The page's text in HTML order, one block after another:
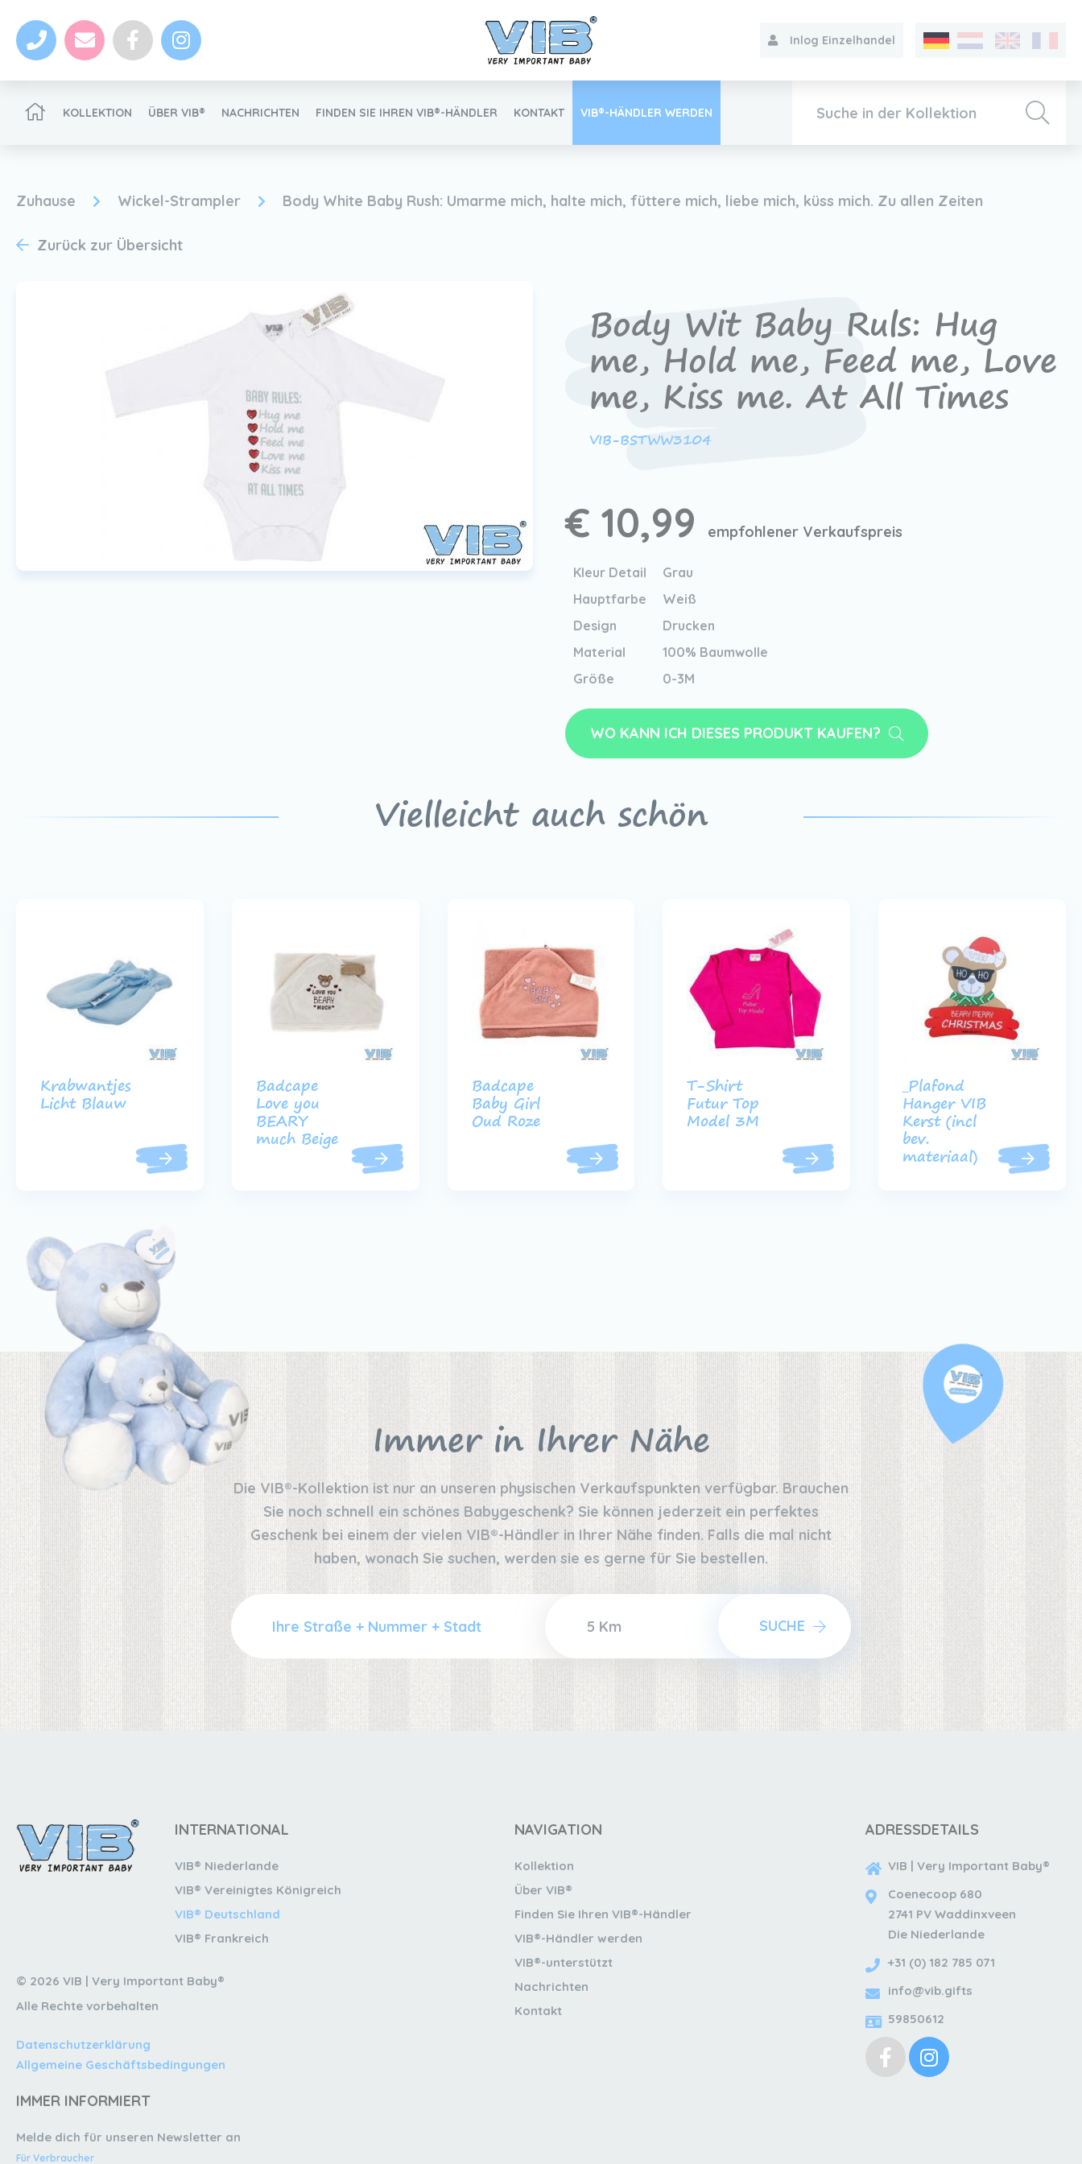
Inlog Einzelhandel
VIB®-Händler werden Inlog Einzelhandel Kollektion
KOLLEKTION ÜBER VIB® NACHRICHTEN FINDEN SIE IHREN VIB®-HÄNDLER KONTAKT VIB®-HÄNDLER WERDEN
Zuhause Wickel-Strampler Body White Baby Rush: Umarme mich, halte mich, füttere mich, liebe mich, küss mich. Zu allen Zeiten
Zurück zur Übersicht
Body Wit Baby Ruls: Hug
me, Hold me, Feed me, Love
me, Kiss me. At All Times
VIB-BSTWW3104
€ 10,99 empfohlener Verkaufspreis
Kleur Detail
Grau
Hauptfarbe
Weiß
Design
Drucken
Material
100% Baumwolle
Größe
0-3M
WO KANN ICH DIESES PRODUKT KAUFEN?
Vielleicht auch schön
Krabwantjes
Licht Blauw
Badcape
Love you
BEARY
much Beige
Badcape
Baby Girl
Oud Roze
T-Shirt
Futur Top
Model 3M
_Plafond
Hanger VIB
Kerst (incl
bev.
materiaal)
Immer in Ihrer Nähe
Die VIB®-Kollektion ist nur an unseren physischen Verkaufspunkten verfügbar. Brauchen
Sie noch schnell ein schönes Babygeschenk? Sie können jederzeit ein perfektes
Geschenk bei einem der vielen VIB®-Händler in Ihrer Nähe finden. Falls die mal nicht
haben, wonach Sie suchen, werden sie es gerne für Sie bestellen.
SUCHE
INTERNATIONAL
VIB® Niederlande
VIB® Vereinigtes Königreich
VIB® Deutschland
VIB® Frankreich
© 2026 VIB | Very Important Baby®
Alle Rechte vorbehalten
Datenschutzerklärung
Allgemeine Geschäftsbedingungen
NAVIGATION
Kollektion
Über VIB®
Finden Sie Ihren VIB®-Händler
VIB®-Händler werden
VIB®-unterstützt
Nachrichten
Kontakt
ADRESSDETAILS
VIB | Very Important Baby®
Coenecoop 680
2741 PV Waddinxveen
Die Niederlande
+31 (0) 182 785 071
info@vib.gifts
59850612
IMMER INFORMIERT
Melde dich für unseren Newsletter an
Für Verbraucher